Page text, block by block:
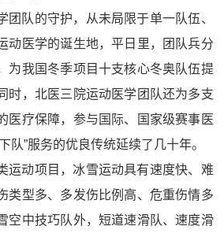
团队的守护，从未局限于单一队伍、
动医学的诞生地，平日里，团队兵分
为我国冬季项目十支核心冬奥队伍提
时，北医三院运动医学团队还为多支
医疗保障，参与国际、国家级赛事医
队”服务的优良传统延续了几十年。
运动项目，冰雪运动具有速度快、难
类型多、多发伤比例高、危重伤情多
空中技巧队外，短道速滑队、速度滑